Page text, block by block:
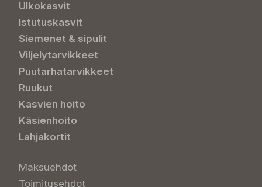
Ulkokasvit
Istutuskasvit
Siemenet & sipulit
Viljelytarvikkeet
Puutarhatarvikkeet
Ruukut
Kasvien hoito
Käsienhoito
Lahjakortit
Maksuehdot
Toimitusehdot